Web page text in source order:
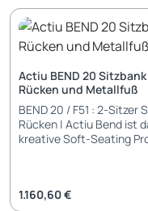
64,3 cm Höhe: 43 cm
68 cm (mit
Lieferung und Montage: Sitzelement wird
demontiert geliefert -
Füße und Rückenlehne
verbunden werden
Actiu BEND 20
Rücken und Metallfuß
BEND 20 / F51 : 2-Sitzer
Rücken | Actiu Bend ist
kreative Soft-Seating
Sitz: gepolstert mit Polyurethan-
Regulärer Preis:
1.160,60 €